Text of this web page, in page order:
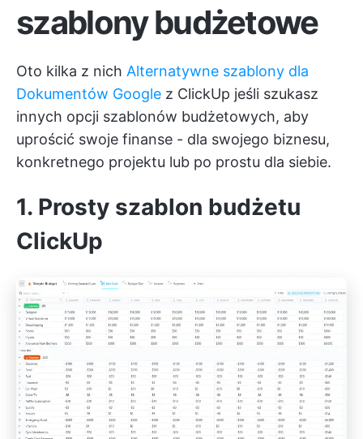
szablony budżetowe
Oto kilka z nich Alternatywne szablony dla
Dokumentów Google z ClickUp jeśli szukasz
innych opcji szablonów budżetowych, aby
uprościć swoje finanse - dla swojego biznesu,
konkretnego projektu lub po prostu dla siebie.
1. Prosty szablon budżetu
ClickUp